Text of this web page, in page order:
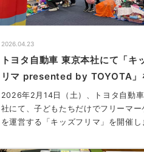
2026.04.23
トヨタ自動車 東京本社にて「キ
リマ presented by TOYOTA」
施！― 子どもだけのフリーマー
で、リユースとお金を学ぶ ―
2026年2月14日（土）、トヨタ自動
社にて、子どもたちだけでフリーマー
を運営する「キッズフリマ」を開催し
使わなくなった物を「売る」、必要な